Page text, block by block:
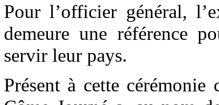
Pour l’officier général,
demeure une référence
servir leur pays.
Présent à cette